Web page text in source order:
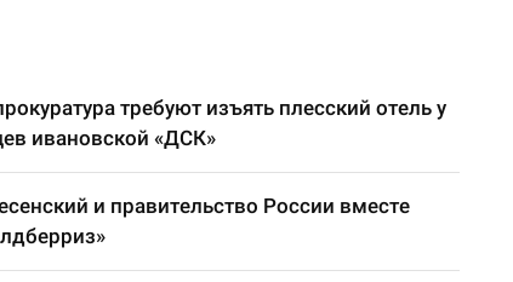
требуют изъять плесский отель у
ивановской «ДСК»
и правительство России вместе